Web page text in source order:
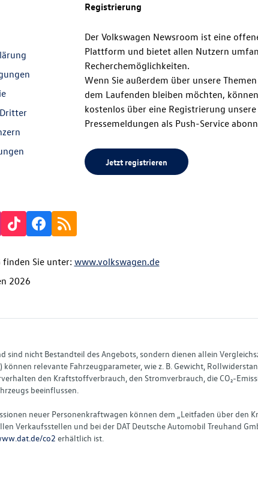
Registrierung
Der Volkswagen Newsroom ist eine
Plattform und bietet allen Nutzern
Recherchemöglichkeiten.
Wenn Sie außerdem über unsere
dem Laufenden bleiben möchten,
kostenlos über eine Registrierung unsere
Pressemeldungen als Push-Service
Jetzt registrieren
finden Sie unter: www.volkswagen.de
2026
nicht Bestandteil des Angebots, sondern dienen allein
relevante Fahrzeugparameter, wie z. B. Gewicht,
den Kraftstoffverbrauch, den Stromverbrauch, die CO₂-
beeinflussen.
neuer Personenkraftwagen können dem „Leitfaden über den
Verkaufsstellen und bei der DAT Deutsche Automobil Treuhand
co2 erhältlich ist.